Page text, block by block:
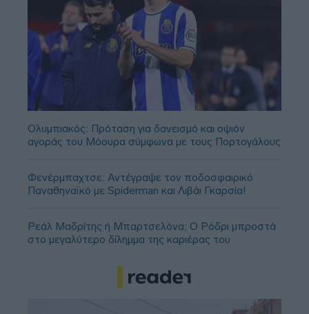
Ολυμπιακός: Πρόταση για δανεισμό και οψιόν
αγοράς του Μόουρα σύμφωνα με τους Πορτογάλους
Φενέρμπαχτσε: Αντέγραψε τον ποδοσφαιρικό
Παναθηναϊκό με Spiderman και Λιβάι Γκαρσία!
Ρεάλ Μαδρίτης ή Μπαρτσελόνα; Ο Ρόδρι μπροστά
στο μεγαλύτερο δίλημμα της καριέρας του